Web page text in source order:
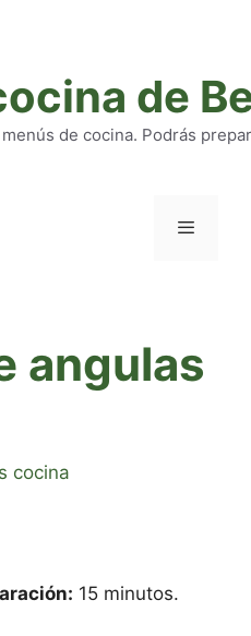
de
menús de cocina. Podrás
angulas
cocina
15 minutos.